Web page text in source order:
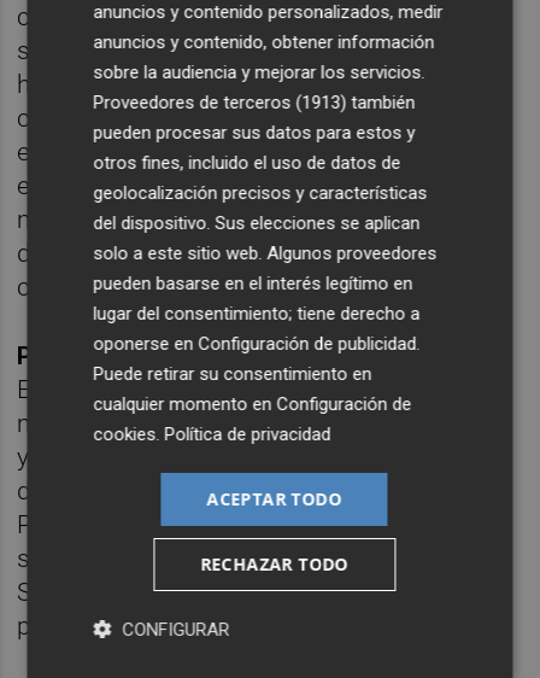
centrales para sacar la pelota jugada. Como
si esa salida repentina de los onces no
hubiese mermado su confianza. Un mal
control que a punto estuvo de costar el
empate del Villarreal pareció, entonces sí,
encender su alarma. Desde ese momento,
más comedido, pero recuperó el resuello. En
definitiva, un regreso potente del
centrocampista.
Pablo Martínez (5): Aislado. No estuvo bien.
El capitán estuvo demasiado solo en la
medular, con Oriol preocupado de Ontiveros
y Novoa en sus caídas por dentro, y
demasiado retrasado. Esto provocó que
Pablo se perdiese en un círculo central que
se le hizo inmenso, con pocos apoyos.
Sorprendió, en cualquier caso, que fuese el
primer sustituido al descanso.
anuncios y contenido personalizados, medir
anuncios y contenido, obtener información
sobre la audiencia y mejorar los servicios.
Proveedores de terceros (1913) también
pueden procesar sus datos para estos y
otros fines, incluido el uso de datos de
geolocalización precisos y características
del dispositivo. Sus elecciones se aplican
solo a este sitio web. Algunos proveedores
pueden basarse en el interés legítimo en
lugar del consentimiento; tiene derecho a
oponerse enConfiguración de publicidad.
Puede retirar su consentimiento en
cualquier momento enConfiguración de
cookies.Política de privacidad
ACEPTAR TODO
RECHAZAR TODO
CONFIGURAR